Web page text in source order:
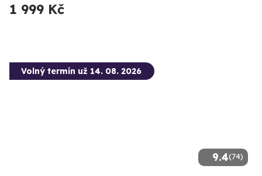
1 999 Kč
9.4(74)
Volný termín už 14. 08. 2026